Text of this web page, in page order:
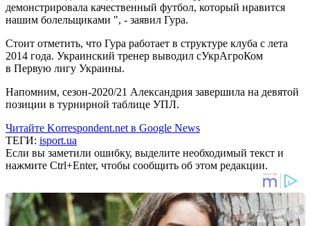
демонстрировала качественный футбол, который нравится
нашим болельщиками ", - заявил Гура.
Стоит отметить, что Гура работает в структуре клуба с лета
2014 года. Украинский тренер выводил сУкрАгроКом
в Первую лигу Украины.
Напомним, сезон-2020/21 Александрия завершила на девятой
позиции в турнирной таблице УПЛ.
Читайте Korrespondent.net в Google News
ТЕГИ: isport.ua
Если вы заметили ошибку, выделите необходимый текст и
нажмите Ctrl+Enter, чтобы сообщить об этом редакции.